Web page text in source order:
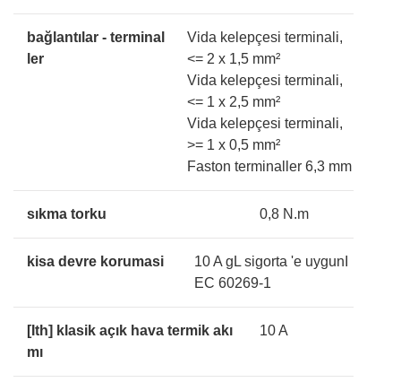
bağlantılar - terminal
ler
Vida kelepçesi terminali,
<= 2 x 1,5 mm²
Vida kelepçesi terminali,
<= 1 x 2,5 mm²
Vida kelepçesi terminali,
>= 1 x 0,5 mm²
Faston terminaller 6,3 mm
sıkma torku 0,8 N.m
kisa devre korumasi
10 A gL sigorta 'e uygunI
EC 60269-1
[Ith] klasik açık hava termik akı
mı
10 A